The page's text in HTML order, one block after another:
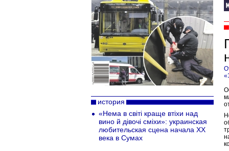
история
«Нема в світі краще втіхи над
вино й дівочі сміхи»: украинская
любительская сцена начала ХХ
века в Сумах